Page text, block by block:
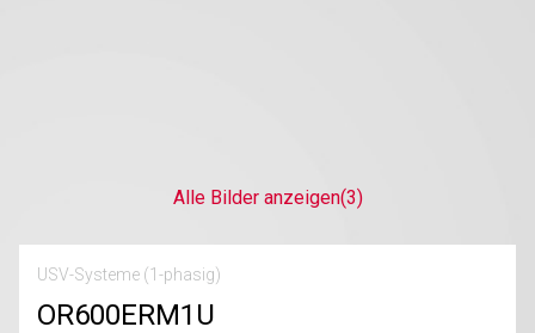
Alle Bilder anzeigen(3)
USV-Systeme (1-phasig)
OR600ERM1U